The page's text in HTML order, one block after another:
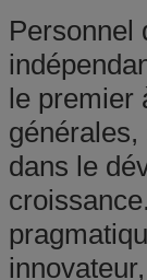
Personnel
le premier
dans le